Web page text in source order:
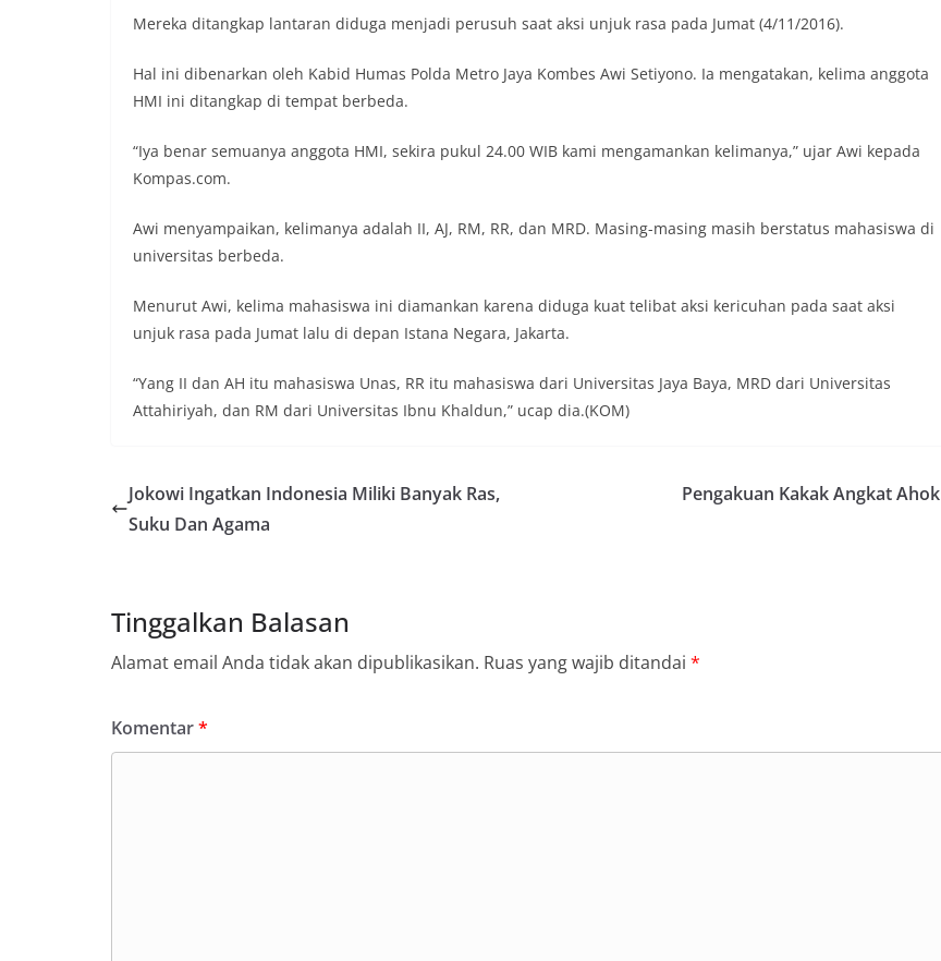
Mereka ditangkap lantaran diduga menjadi perusuh saat aksi unjuk rasa pada Jumat (4/11/2016).
Hal ini dibenarkan oleh Kabid Humas Polda Metro Jaya Kombes Awi Setiyono. Ia mengatakan, kelima anggota
HMI ini ditangkap di tempat berbeda.
“Iya benar semuanya anggota HMI, sekira pukul 24.00 WIB kami mengamankan kelimanya,” ujar Awi kepada
Kompas.com.
Awi menyampaikan, kelimanya adalah II, AJ, RM, RR, dan MRD. Masing-masing masih berstatus mahasiswa di
universitas berbeda.
Menurut Awi, kelima mahasiswa ini diamankan karena diduga kuat telibat aksi kericuhan pada saat aksi
unjuk rasa pada Jumat lalu di depan Istana Negara, Jakarta.
“Yang II dan AH itu mahasiswa Unas, RR itu mahasiswa dari Universitas Jaya Baya, MRD dari Universitas
Attahiriyah, dan RM dari Universitas Ibnu Khaldun,” ucap dia.(KOM)
Jokowi Ingatkan Indonesia Miliki Banyak Ras,
Suku Dan Agama
Pengakuan Kakak Angkat Ahok
Tinggalkan Balasan
Alamat email Anda tidak akan dipublikasikan. Ruas yang wajib ditandai *
Komentar*